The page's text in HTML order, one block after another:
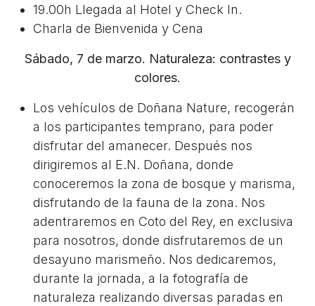
19.00h Llegada al Hotel y Check In.
Charla de Bienvenida y Cena
Sábado, 7 de marzo. Naturaleza: contrastes y
colores.
Los vehículos de Doñana Nature, recogerán
a los participantes temprano, para poder
disfrutar del amanecer. Después nos
dirigiremos al E.N. Doñana, donde
conoceremos la zona de bosque y marisma,
disfrutando de la fauna de la zona. Nos
adentraremos en Coto del Rey, en exclusiva
para nosotros, donde disfrutaremos de un
desayuno marismeño. Nos dedicaremos,
durante la jornada, a la fotografía de
naturaleza realizando diversas paradas en